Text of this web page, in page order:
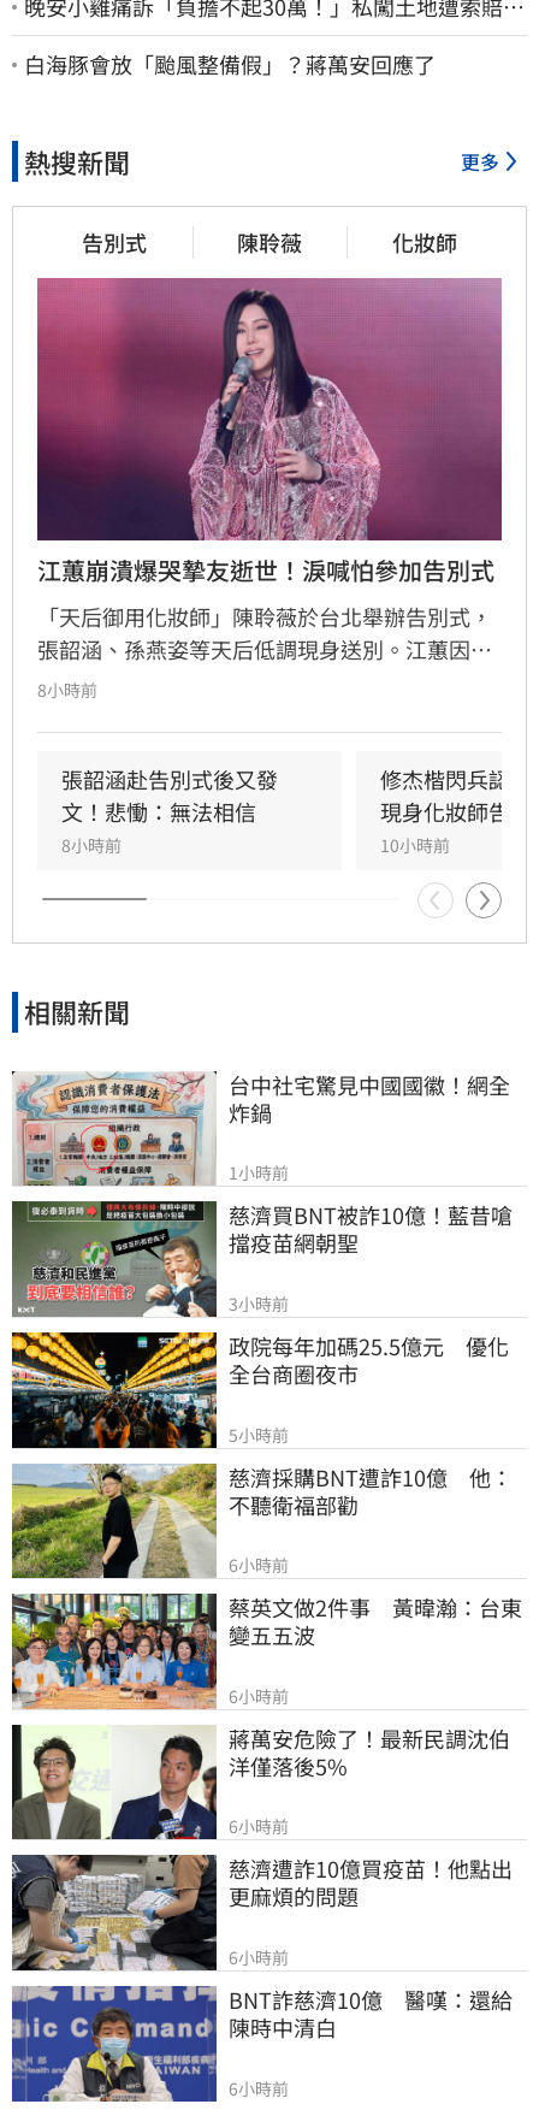
晚安小雞痛訴「負擔不起30萬！」私闖土地遭索賠
崩潰：不接受漫天要價
白海豚會放「颱風整備假」？蔣萬安回應了
熱搜新聞 更多
告別式 陳聆薇 化妝師
江蕙崩潰爆哭摯友逝世！淚喊怕參加告別式
「天后御用化妝師」陳聆薇於台北舉辦告別式，
張韶涵、孫燕姿等天后低調現身送別。江蕙因人
在國外無法出席，委託經紀人代為致意。江蕙經
抗癌仍敬業工作，令曾有抗癌經驗的江蕙十分心
疼，如今遺憾好友離世。陳聆薇曾與眾多華語樂
壇巨星合作，打造無數經典造型，在演藝圈地位
崇高且人緣極佳，此次告別式眾星雲集，展現其
在幕後無可取代的重要性，演藝圈好友皆對這位
專業且溫暖的幕後推手表達最深切的懷念與不
8小時前
張韶涵赴告別式後又發
文！悲慟：無法相信
8小時前
修杰楷閃兵認
現身化妝師告別
10小時前
相關新聞
台中社宅驚見中國國徽！網全
炸鍋
1小時前
慈濟買BNT被詐10億！藍昔嗆
擋疫苗網朝聖
3小時前
政院每年加碼25.5億元　優化
全台商圈夜市
5小時前
慈濟採購BNT遭詐10億　他：
不聽衛福部勸
6小時前
蔡英文做2件事　黃暐瀚：台東
變五五波
6小時前
蔣萬安危險了！最新民調沈伯
洋僅落後5%
6小時前
慈濟遭詐10億買疫苗！他點出
更麻煩的問題
6小時前
BNT詐慈濟10億　醫嘆：還給
陳時中清白
6小時前